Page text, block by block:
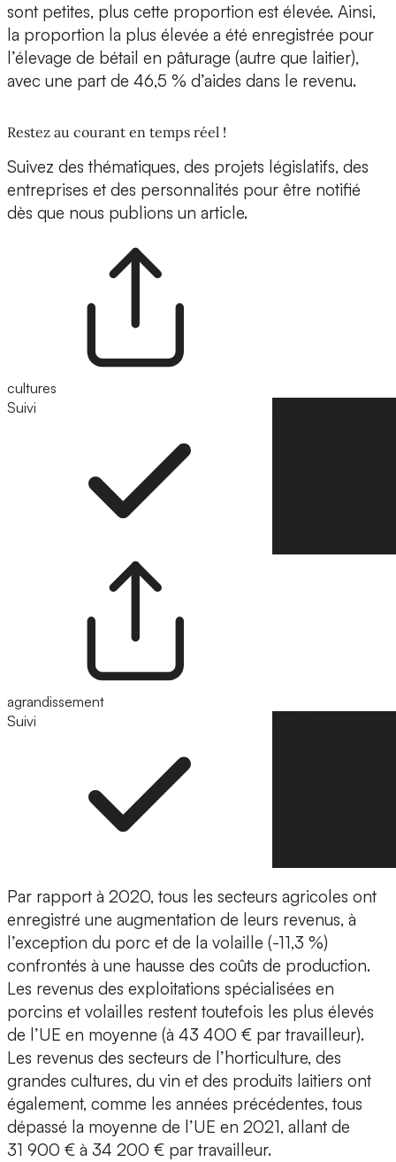
sont petites, plus cette proportion est élevée. Ainsi,
la proportion la plus élevée a été enregistrée pour
l’élevage de bétail en pâturage (autre que laitier),
avec une part de 46,5 % d’aides dans le revenu.
Restez au courant en temps réel !
Suivez des thématiques, des projets législatifs, des
entreprises et des personnalités pour être notifié
dès que nous publions un article.
cultures
Suivi
agrandissement
Suivi
Par rapport à 2020, tous les secteurs agricoles ont
enregistré une augmentation de leurs revenus, à
l’exception du porc et de la volaille (-11,3 %)
confrontés à une hausse des coûts de production.
Les revenus des exploitations spécialisées en
porcins et volailles restent toutefois les plus élevés
de l’UE en moyenne (à 43 400 € par travailleur).
Les revenus des secteurs de l’horticulture, des
grandes cultures, du vin et des produits laitiers ont
également, comme les années précédentes, tous
dépassé la moyenne de l’UE en 2021, allant de
31 900 € à 34 200 € par travailleur.